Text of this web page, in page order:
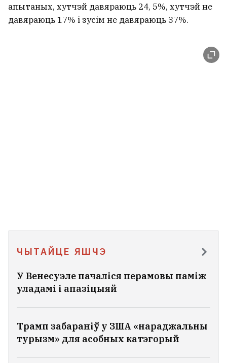
апытаных, хутчэй давяраюць 24, 5%, хутчэй не
давяраюць 17% і зусім не давяраюць 37%.
ЧЫТАЙЦЕ ЯШЧЭ
У Венесуэле пачаліся перамовы паміж
уладамі і апазіцыяй
Трамп забараніў у ЗША «нараджальны
турызм» для асобных катэгорый